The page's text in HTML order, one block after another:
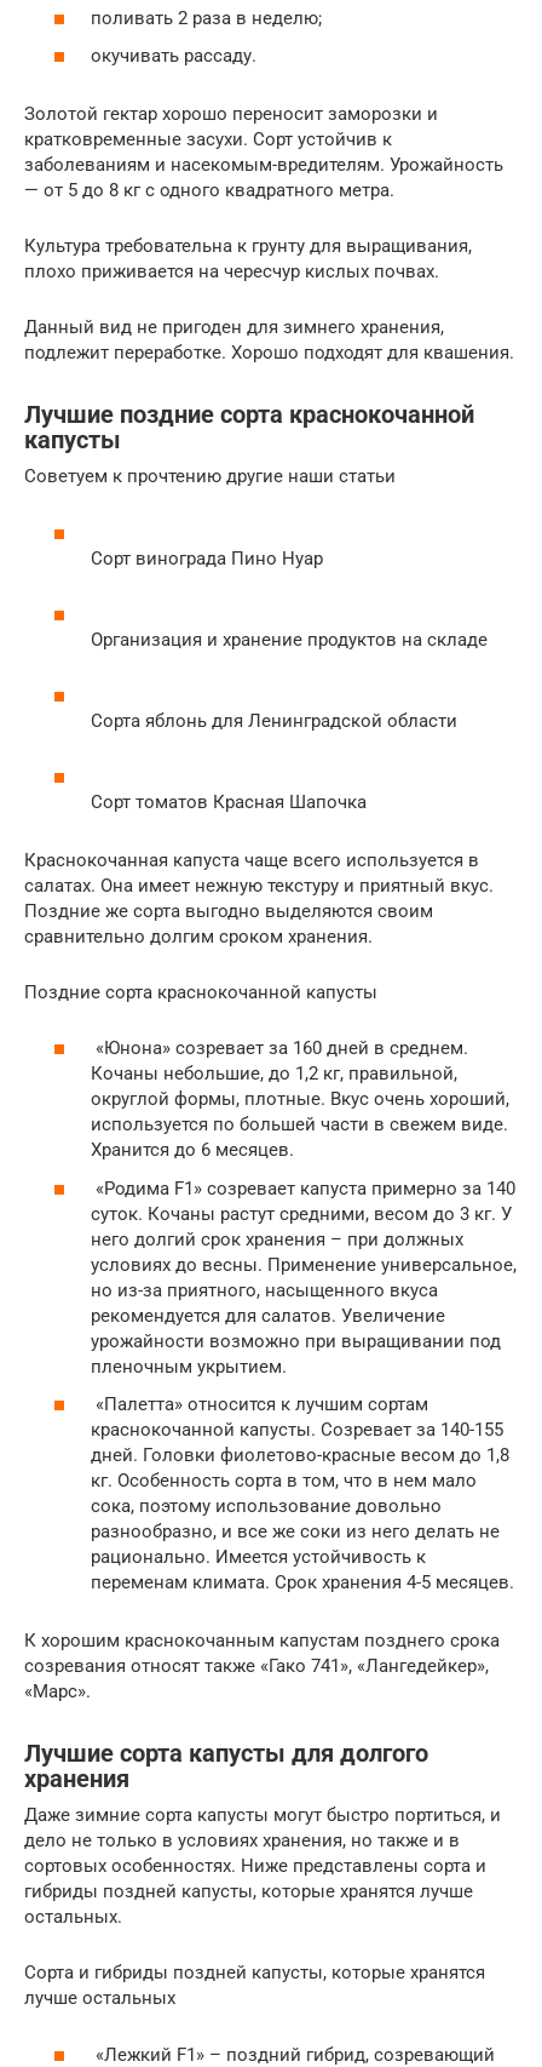
поливать 2 раза в неделю;
окучивать рассаду.
Золотой гектар хорошо переносит заморозки и
кратковременные засухи. Сорт устойчив к
заболеваниям и насекомым-вредителям. Урожайность
— от 5 до 8 кг с одного квадратного метра.
Культура требовательна к грунту для выращивания,
плохо приживается на чересчур кислых почвах.
Данный вид не пригоден для зимнего хранения,
подлежит переработке. Хорошо подходят для квашения.
Лучшие поздние сорта краснокочанной
капусты
Советуем к прочтению другие наши статьи
Сорт винограда Пино Нуар
Организация и хранение продуктов на складе
Сорта яблонь для Ленинградской области
Сорт томатов Красная Шапочка
Краснокочанная капуста чаще всего используется в
салатах. Она имеет нежную текстуру и приятный вкус.
Поздние же сорта выгодно выделяются своим
сравнительно долгим сроком хранения.
Поздние сорта краснокочанной капусты
«Юнона» созревает за 160 дней в среднем.
Кочаны небольшие, до 1,2 кг, правильной,
округлой формы, плотные. Вкус очень хороший,
используется по большей части в свежем виде.
Хранится до 6 месяцев.
«Родима F1» созревает капуста примерно за 140
суток. Кочаны растут средними, весом до 3 кг. У
него долгий срок хранения – при должных
условиях до весны. Применение универсальное,
но из-за приятного, насыщенного вкуса
рекомендуется для салатов. Увеличение
урожайности возможно при выращивании под
пленочным укрытием.
«Палетта» относится к лучшим сортам
краснокочанной капусты. Созревает за 140-155
дней. Головки фиолетово-красные весом до 1,8
кг. Особенность сорта в том, что в нем мало
сока, поэтому использование довольно
разнообразно, и все же соки из него делать не
рационально. Имеется устойчивость к
переменам климата. Срок хранения 4-5 месяцев.
К хорошим краснокочанным капустам позднего срока
созревания относят также «Гако 741», «Лангедейкер»,
«Марс».
Лучшие сорта капусты для долгого
хранения
Даже зимние сорта капусты могут быстро портиться, и
дело не только в условиях хранения, но также и в
сортовых особенностях. Ниже представлены сорта и
гибриды поздней капусты, которые хранятся лучше
остальных.
Сорта и гибриды поздней капусты, которые хранятся
лучше остальных
«Лежкий F1» – поздний гибрид, созревающий